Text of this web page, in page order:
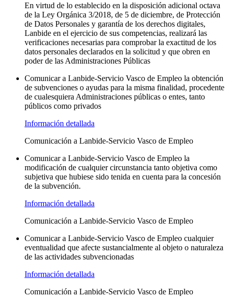
En virtud de lo establecido en la disposición adicional octava
de la Ley Orgánica 3/2018, de 5 de diciembre, de Protección
de Datos Personales y garantía de los derechos digitales,
Lanbide en el ejercicio de sus competencias, realizará las
verificaciones necesarias para comprobar la exactitud de los
datos personales declarados en la solicitud y que obren en
poder de las Administraciones Públicas
Comunicar a Lanbide-Servicio Vasco de Empleo la obtención
de subvenciones o ayudas para la misma finalidad, procedente
de cualesquiera Administraciones públicas o entes, tanto
públicos como privados
Información detallada
Comunicación a Lanbide-Servicio Vasco de Empleo
Comunicar a Lanbide-Servicio Vasco de Empleo la
modificación de cualquier circunstancia tanto objetiva como
subjetiva que hubiese sido tenida en cuenta para la concesión
de la subvención.
Información detallada
Comunicación a Lanbide-Servicio Vasco de Empleo
Comunicar a Lanbide-Servicio Vasco de Empleo cualquier
eventualidad que afecte sustancialmente al objeto o naturaleza
de las actividades subvencionadas
Información detallada
Comunicación a Lanbide-Servicio Vasco de Empleo